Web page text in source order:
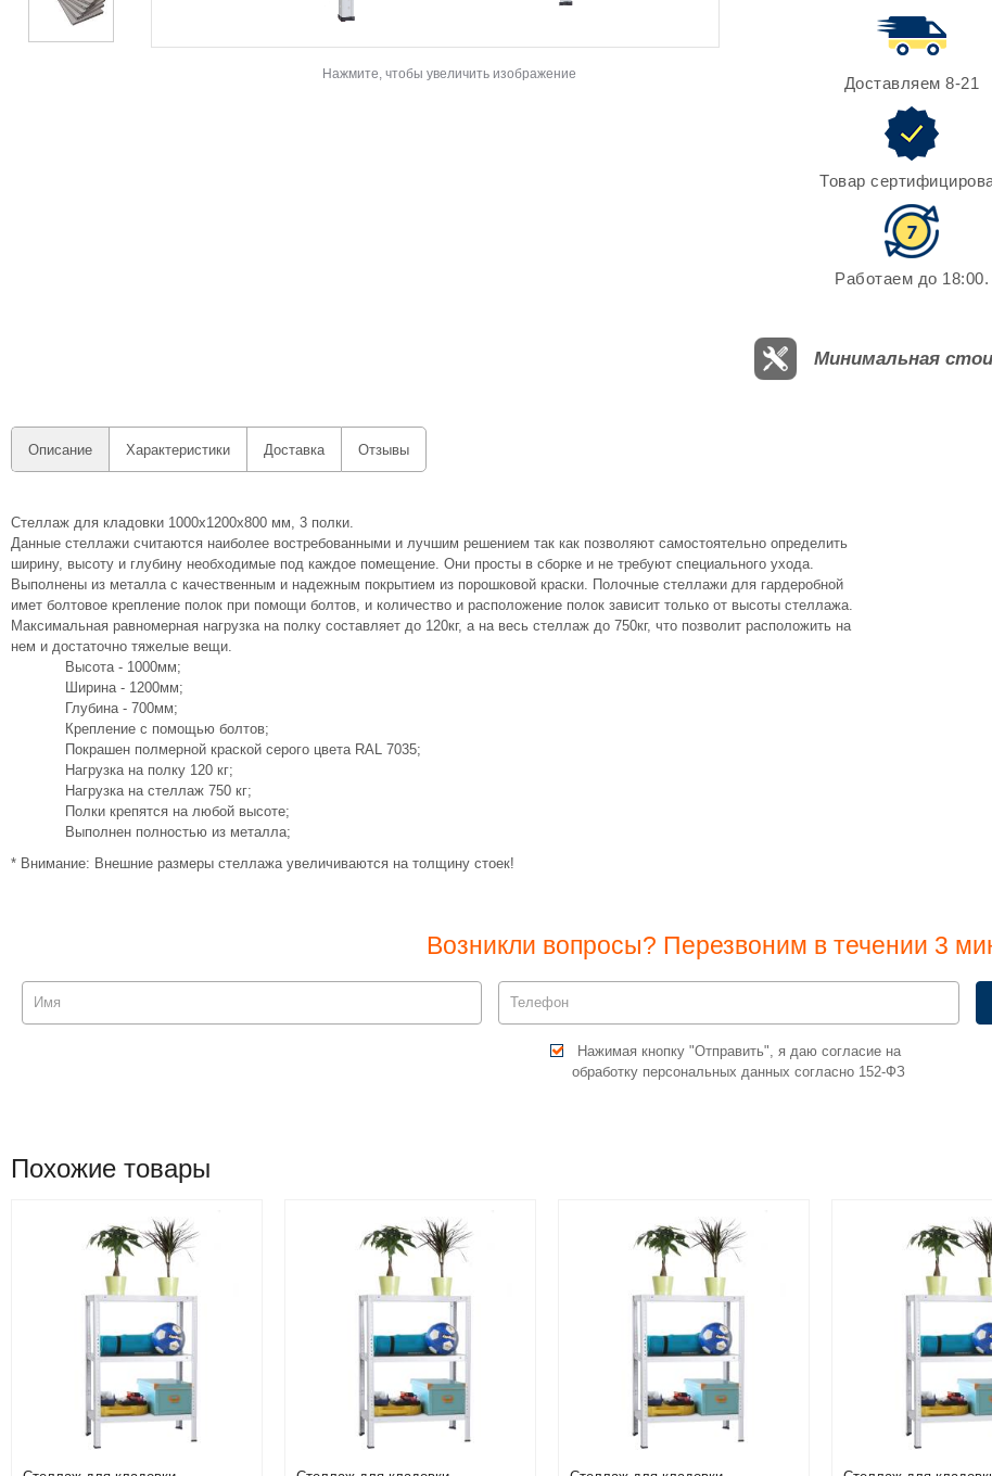
Нажмите, чтобы увеличить изображение
Доставляем 8-21
Товар
Работаем до 18:00.
Минимальная
Описание Характеристики Доставка Отзывы
Стеллаж для кладовки 1000х1200х800 мм, 3 полки.
Данные стеллажи считаются наиболее востребованными и лучшим решением так как позволяют самостоятельно определить
ширину, высоту и глубину необходимые под каждое помещение. Они просты в сборке и не требуют специального ухода.
Выполнены из металла с качественным и надежным покрытием из порошковой краски. Полочные стеллажи для гардеробной
имет болтовое крепление полок при помощи болтов, и количество и расположение полок зависит только от высоты стеллажа.
Максимальная равномерная нагрузка на полку составляет до 120кг, а на весь стеллаж до 750кг, что позволит расположить на
нем и достаточно тяжелые вещи.
Высота - 1000мм;
Ширина - 1200мм;
Глубина - 700мм;
Крепление с помощью болтов;
Покрашен полмерной краской серого цвета RAL 7035;
Нагрузка на полку 120 кг;
Нагрузка на стеллаж 750 кг;
Полки крепятся на любой высоте;
Выполнен полностью из металла;
* Внимание: Внешние размеры стеллажа увеличиваются на толщину стоек!
Возникли вопросы? Перезвоним в течении 3
Нажимая кнопку "Отправить", я даю согласие на
обработку персональных данных согласно 152-ФЗ
Похожие товары